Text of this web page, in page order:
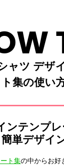
ャツ デザ
ト集の使い
ンテンプレ
簡単デザイ
ト集の中からお好